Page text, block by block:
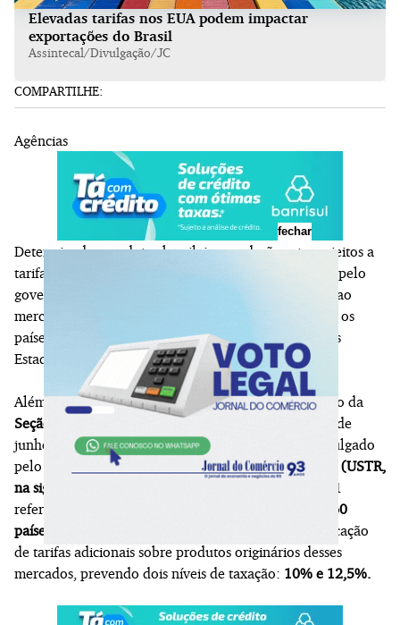
Elevadas tarifas nos EUA podem impactar
exportações do Brasil
Assintecal/Divulgação/JC
COMPARTILHE:
Agências
Determinados produtos brasileiros poderão estar sujeitos a
tarifas adicionais acumuladas de até
impostas pelo
governo
, elevando o custo de acesso ao
mercado norte-americano e colocando o Brasil entre os
países com maior nível de tarifação para exportar aos
Estados Unidos, afirma aAmcham Brasil , em nota.
Além do conjunto de tarifas propostas na investigação da
Seção 301 específica para o Brasil
, informado em 1º de
junho, o cálculo também considera um relatório divulgado
pelo Representante de Comércio dos Estados Unidos (USTR,
na sigla em inglês)
sobre a investigação da Seção 301
referente ao
trabalho forçado envolvendo cerca de 60
países
. Neste segundo caso, a recomendação é a aplicação
de tarifas adicionais sobre produtos originários desses
mercados, prevendo dois níveis de taxação: 10% e 12,5%.
fechar